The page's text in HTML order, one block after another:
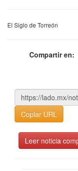
El Siglo de Torreón
Compartir en:
Copiar URL
Leer noticia